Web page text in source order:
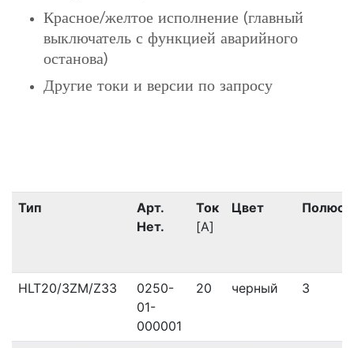
Красное/желтое исполнение (главный
выключатель с функцией аварийного
останова)
Другие токи и версии по запросу
Тип
Арт.
Нет.
Ток
[A]
Цвет Полюс
HLT20/3ZM/Z33
0250-
01-
000001
20 черный 3